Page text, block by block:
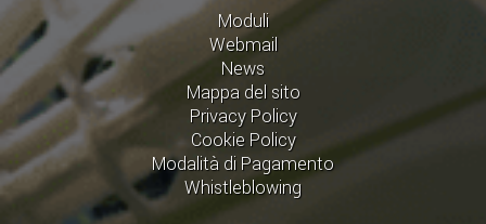
Moduli
Webmail
News
Mappa del sito
Privacy Policy
Cookie Policy
Modalità di Pagamento
Whistleblowing
CONVENZIONI
ACCEDI AL TESSERAMENTO ON
LINE
ASSICURAZIONE
MODULI